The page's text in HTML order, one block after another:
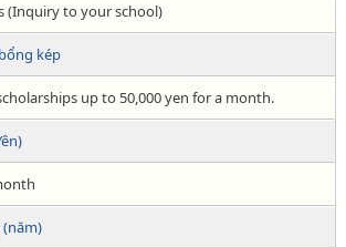
(Inquiry to your school)
kép
up to 50,000 yen for a month.